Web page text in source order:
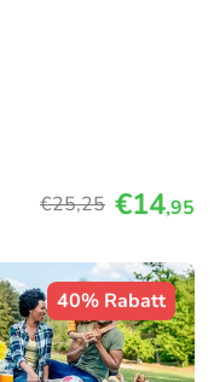
€25,25 €14,95
40% Rabatt